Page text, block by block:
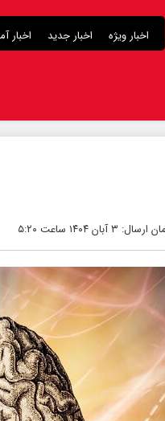
اخبار ویژه اخبار جدید اخبار
۱۴۰۴ ساعت ۵:۲۰